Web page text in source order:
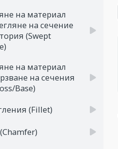
на материал
на сечение
(Swept
на материал
на сечения
Base)
(Fillet)